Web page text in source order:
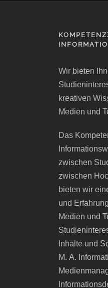
Wir bieten
kreativen
Medien und
Das
zwischen
zwischen
bieten wir
und
Medien und
Inhalte und
M. A.